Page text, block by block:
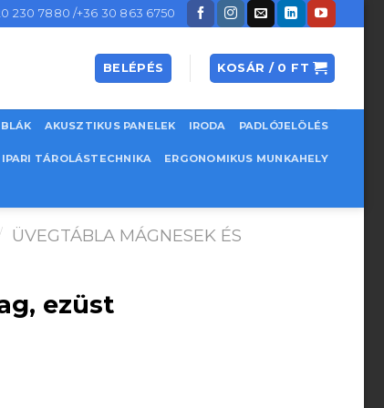
230 7880 /+36 30 863 6750
BELÉPÉS KOSÁR / 0 FT
AKUSZTIKUS PANELEK IRODA PADLÓJELÖLÉS
IPARI TÁROLÁSTECHNIKA ERGONOMIKUS MUNKAHELY
ÜVEGTÁBLA MÁGNESEK ÉS
ezüst